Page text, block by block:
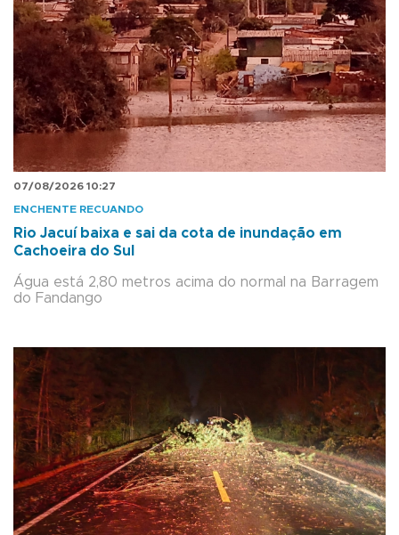
07/08/2026 10:27
ENCHENTE RECUANDO
Rio Jacuí baixa e sai da cota de inundação em
Cachoeira do Sul
Água está 2,80 metros acima do normal na Barragem
do Fandango